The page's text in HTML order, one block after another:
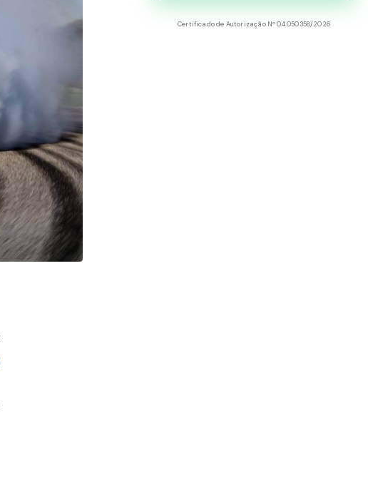
Certificado de Autorização Nº 04.050358/2026